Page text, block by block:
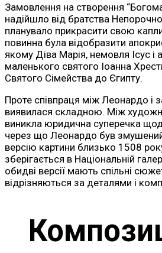
Замовлення на створення
надійшло від братства
планувало прикрасити свою
повинна була відобразити
якому Діва Марія, немовля Ісус і
маленького святого Іоанна
Святого Сімейства до Єгипту.
Проте співпраця між Леонардо і
виявилася складною. Між
виникла юридична суперечка
через що Леонардо був
версію картини близько 1508
зберігається в Національній
обидві версії мають спільні
відрізняються за деталями і